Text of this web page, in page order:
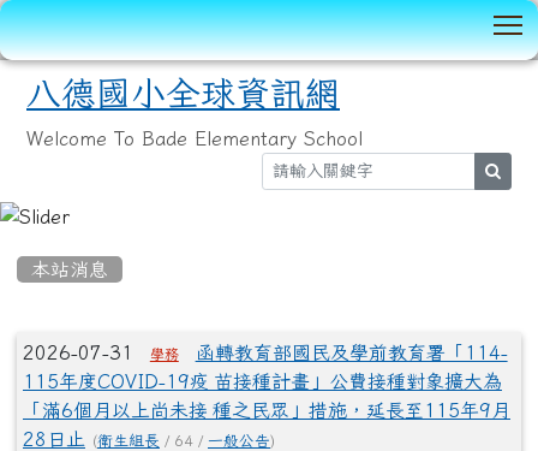
八德國小全球資訊網
Welcome To Bade Elementary School
本站消息
文章列表
2026-07-31 學務
函轉教育部國民及學前教育署「114-
115年度COVID-19疫 苗接種計畫」公費接種對象擴大為
「滿6個月以上尚未接 種之民眾」措施，延長至115年9月
28日止
(衛生組長 / 64 / 一般公告)